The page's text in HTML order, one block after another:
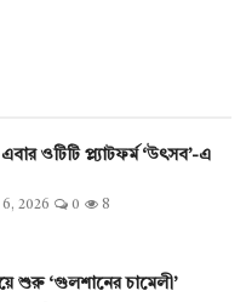
ওটিটি প্ল্যাটফর্ম ‘উৎসব’-এ
6, 2026 0 8
শুরু ‘গুলশানের চামেলী’